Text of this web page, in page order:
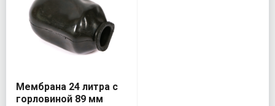
Мембрана 24 литра с
горловиной 89 мм